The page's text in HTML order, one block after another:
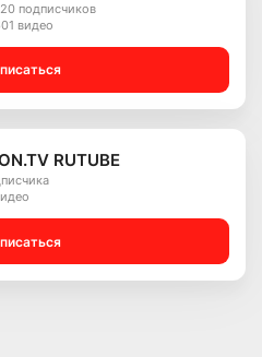
подписчиков
видео
RUTUBE